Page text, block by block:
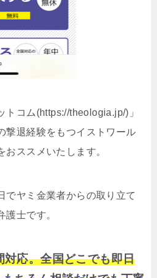
トコム(https://theologia.jp/)」
撃退経験をもつイストワール
ススメいたします。
でヤミ金業者からの取り立て
護士です。
応。全国どこでも即日